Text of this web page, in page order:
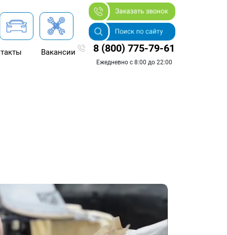
Вакансии 8 (800) 775-79-61
Ежедневно с 8:00 до 22:00